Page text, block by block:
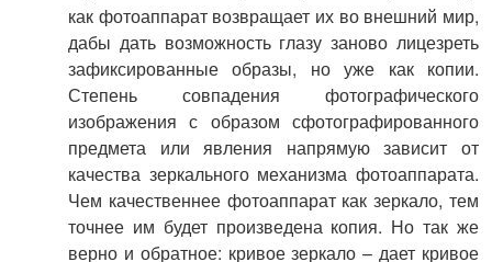
как фотоаппарат возвращает их во внешний мир,
дабы дать возможность глазу заново лицезреть
зафиксированные образы, но уже как копии.
Степень совпадения фотографического
изображения с образом сфотографированного
предмета или явления напрямую зависит от
качества зеркального механизма фотоаппарата.
Чем качественнее фотоаппарат как зеркало, тем
точнее им будет произведена копия. Но так же
верно и обратное: кривое зеркало – дает кривое